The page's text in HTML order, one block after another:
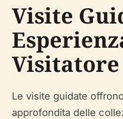
Visite
Visitatore
Le visite guidate
approfondita delle